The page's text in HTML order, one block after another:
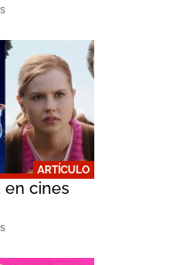
Bebe Wood
ARTÍCULO
en cines